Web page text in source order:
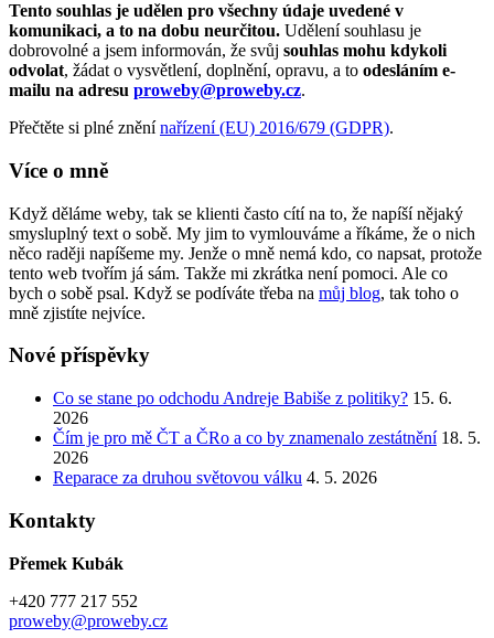
Tento souhlas je udělen pro všechny údaje uvedené v
komunikaci, a to na dobu neurčitou. Udělení souhlasu je
dobrovolné a jsem informován, že svůj souhlas mohu kdykoli
odvolat, žádat o vysvětlení, doplnění, opravu, a to odesláním e-
mailu na adresu proweby@proweby.cz.
Přečtěte si plné zněnínařízení (EU) 2016/679 (GDPR).
Více o mně
Když děláme weby, tak se klienti často cítí na to, že napíší nějaký
smysluplný text o sobě. My jim to vymlouváme a říkáme, že o nich
něco raději napíšeme my. Jenže o mně nemá kdo, co napsat, protože
tento web tvořím já sám. Takže mi zkrátka není pomoci. Ale co
bych o sobě psal. Když se podíváte třeba na můj blog, tak toho o
mně zjistíte nejvíce.
Nové příspěvky
Co se stane po odchodu Andreje Babiše z politiky? 15. 6.
2026
Čím je pro mě ČT a ČRo a co by znamenalo zestátnění 18. 5.
2026
Reparace za druhou světovou válku 4. 5. 2026
Kontakty
Přemek Kubák
+420 777 217 552
proweby@proweby.cz